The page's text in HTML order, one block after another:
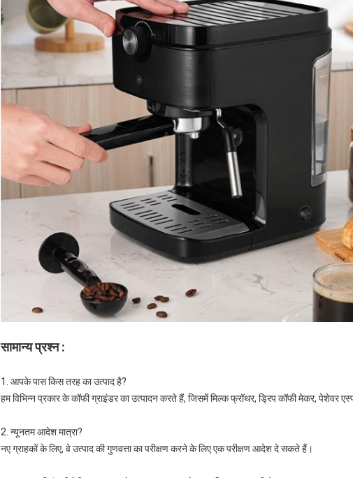
सामान्य प्रश्न :
1. आपके पास किस तरह का उत्पाद है?
हम विभिन्न प्रकार के कॉफी ग्राइंडर का उत्पादन करते हैं, जिसमें मिल्क फ्रॉथर, ड्रिप कॉफी मेकर, पेशेवर
2. न्यूनतम आदेश मात्रा?
नए ग्राहकों के लिए, वे उत्पाद की गुणवत्ता का परीक्षण करने के लिए एक परीक्षण आदेश दे सकते हैं।